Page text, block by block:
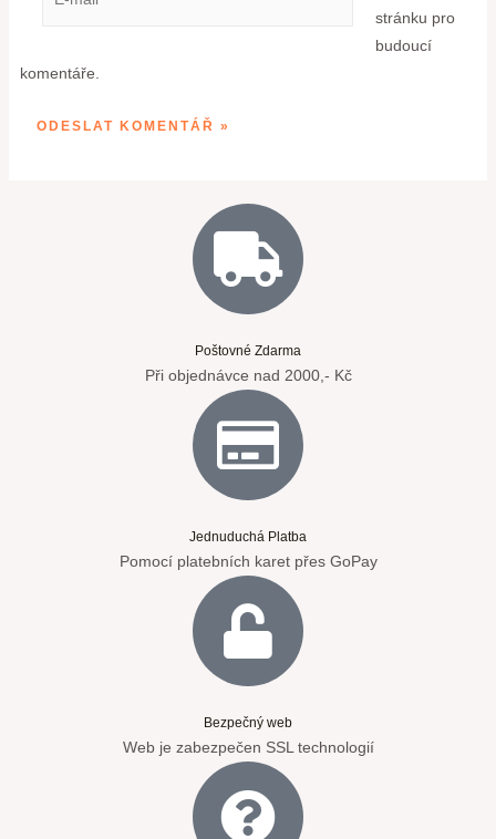
stránku pro
budoucí
komentáře.
Poštovné Zdarma
Při objednávce nad 2000,- Kč
Jednuduchá Platba
Pomocí platebních karet přes GoPay
Bezpečný web
Web je zabezpečen SSL technologií